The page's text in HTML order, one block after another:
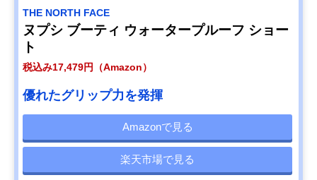
THE NORTH FACE
ヌプシ ブーティ ウォータープルーフ ショー
ト
税込み17,479円（Amazon）
優れたグリップ力を発揮
Amazonで見る
楽天市場で見る